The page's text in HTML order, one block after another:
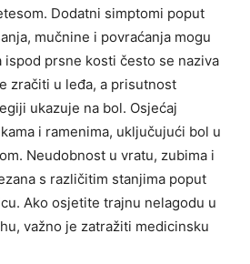
Dodatni simptomi poput
mučnine i povraćanja mogu
prsne kosti često se naziva
zračiti u leđa, a prisutnost
ukazuje na bol. Osjećaj
i ramenima, uključujući bol u
Neudobnost u vratu, zubima i
s različitim stanjima poput
Ako osjetite trajnu nelagodu u
važno je zatražiti medicinsku